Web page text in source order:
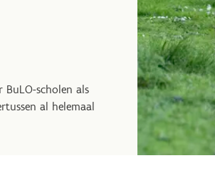
BuLO-scholen als
al helemaal